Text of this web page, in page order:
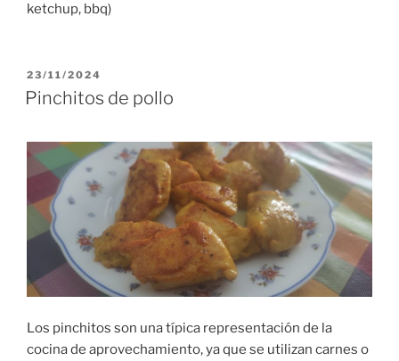
ketchup, bbq)
PUBLICADO
EL
23/11/2024
Pinchitos de pollo
Los pinchitos son una típica representación de la
cocina de aprovechamiento, ya que se utilizan carnes o